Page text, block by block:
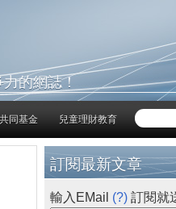
的網誌！
共同基金 兒童理財教育
訂閱最新文章
輸入EMail (?) 訂閱就